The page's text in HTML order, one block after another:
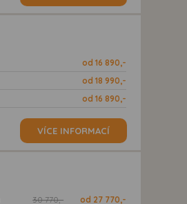
od 16 890,-
od 18 990,-
od 16 890,-
VÍCE INFORMACÍ
30 770,- od 27 770,-